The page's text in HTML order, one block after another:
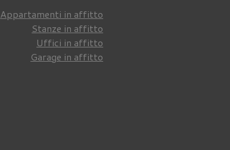
Appartamenti in affitto
Stanze in affitto
Uffici in affitto
Garage in affitto